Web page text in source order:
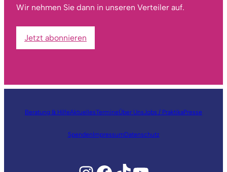
Wir nehmen Sie dann in unseren Verteiler auf.
Jetzt abonnieren
Beratung & HilfeAktuellesTermineÜber UnsJobs / PraktikaPresse
SpendenImpressumDatenschutz